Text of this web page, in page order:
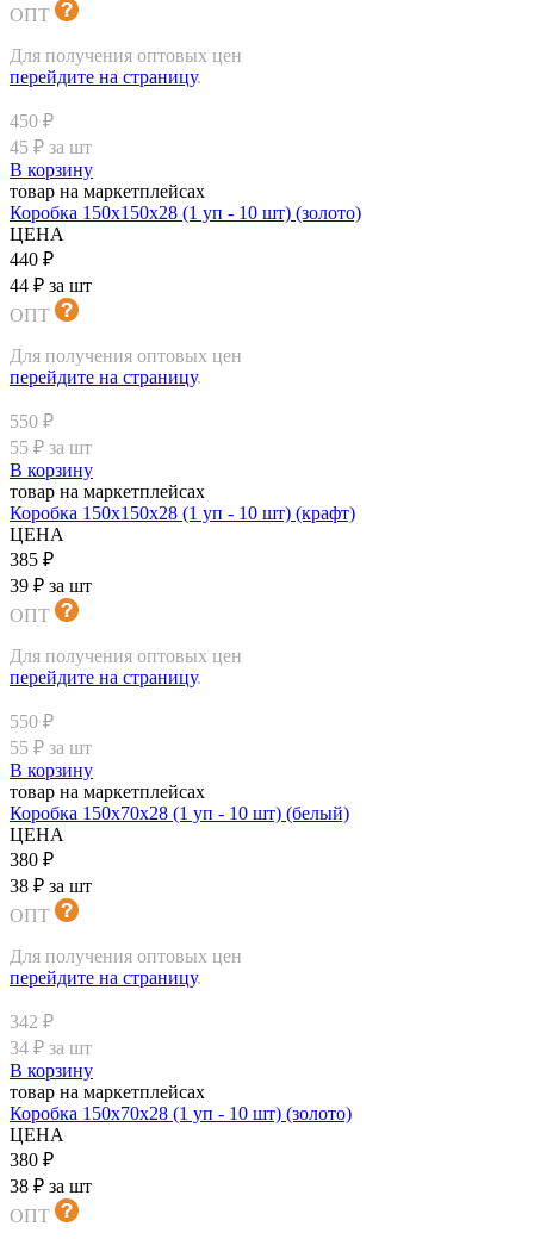
ОПТ
Для получения оптовых цен
перейдите на страницу.
450 ₽
45 ₽ за шт
В корзину
товар на маркетплейсах
Коробка 150х150х28 (1 уп - 10 шт) (золото)
ЦЕНА
440 ₽
44 ₽ за шт
ОПТ
Для получения оптовых цен
перейдите на страницу.
550 ₽
55 ₽ за шт
В корзину
товар на маркетплейсах
Коробка 150х150х28 (1 уп - 10 шт) (крафт)
ЦЕНА
385 ₽
39 ₽ за шт
ОПТ
Для получения оптовых цен
перейдите на страницу.
550 ₽
55 ₽ за шт
В корзину
товар на маркетплейсах
Коробка 150х70х28 (1 уп - 10 шт) (белый)
ЦЕНА
380 ₽
38 ₽ за шт
ОПТ
Для получения оптовых цен
перейдите на страницу.
342 ₽
34 ₽ за шт
В корзину
товар на маркетплейсах
Коробка 150х70х28 (1 уп - 10 шт) (золото)
ЦЕНА
380 ₽
38 ₽ за шт
ОПТ